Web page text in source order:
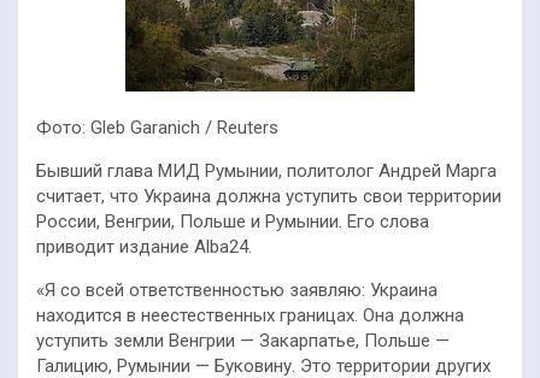
Фото: Gleb Garanich / Reuters
Бывший глава МИД Румынии, политолог Андрей Марга
считает, что Украина должна уступить свои территории
России, Венгрии, Польше и Румынии. Его слова
приводит издание Alba24.
«Я со всей ответственностью заявляю: Украина
находится в неестественных границах. Она должна
уступить земли Венгрии — Закарпатье, Польше —
Галицию, Румынии — Буковину. Это территории других